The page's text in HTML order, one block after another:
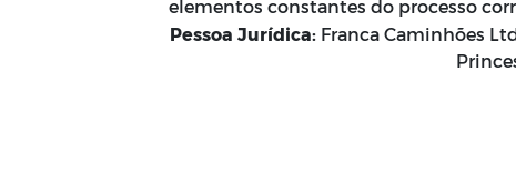
elementos constantes do processo
Pessoa Jurídica: Franca Caminhões